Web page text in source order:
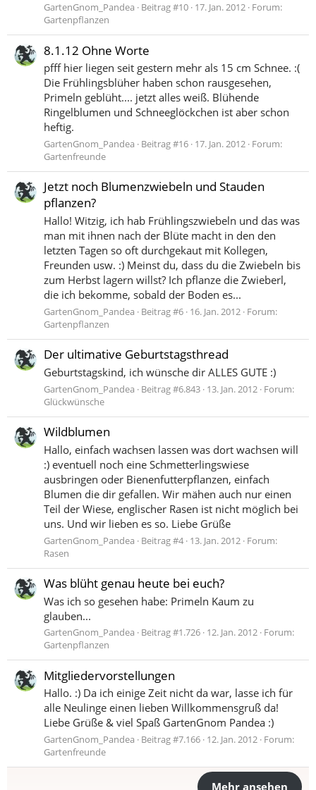
GartenGnom_Pandea Beitrag #10 17. Jan. 2012 Forum:
Gartenpflanzen
8.1.12 Ohne Worte
pfff hier liegen seit gestern mehr als 15 cm Schnee. :(
Die Frühlingsblüher haben schon rausgesehen,
Primeln geblüht.... jetzt alles weiß. Blühende
Ringelblumen und Schneeglöckchen ist aber schon
heftig.
GartenGnom_Pandea Beitrag #16 17. Jan. 2012 Forum:
Gartenfreunde
Jetzt noch Blumenzwiebeln und Stauden
pflanzen?
Hallo! Witzig, ich hab Frühlingszwiebeln und das was
man mit ihnen nach der Blüte macht in den den
letzten Tagen so oft durchgekaut mit Kollegen,
Freunden usw. :) Meinst du, dass du die Zwiebeln bis
zum Herbst lagern willst? Ich pflanze die Zwieberl,
die ich bekomme, sobald der Boden es...
GartenGnom_Pandea Beitrag #6 16. Jan. 2012 Forum:
Gartenpflanzen
Der ultimative Geburtstagsthread
Geburtstagskind, ich wünsche dir ALLES GUTE :)
GartenGnom_Pandea Beitrag #6.843 13. Jan. 2012 Forum:
Glückwünsche
Wildblumen
Hallo, einfach wachsen lassen was dort wachsen will
:) eventuell noch eine Schmetterlingswiese
ausbringen oder Bienenfutterpflanzen, einfach
Blumen die dir gefallen. Wir mähen auch nur einen
Teil der Wiese, englischer Rasen ist nicht möglich bei
uns. Und wir lieben es so. Liebe Grüße
GartenGnom_Pandea Beitrag #4 13. Jan. 2012 Forum:
Rasen
Was blüht genau heute bei euch?
Was ich so gesehen habe: Primeln Kaum zu
glauben...
GartenGnom_Pandea Beitrag #1.726 12. Jan. 2012 Forum:
Gartenpflanzen
Mitgliedervorstellungen
Hallo. :) Da ich einige Zeit nicht da war, lasse ich für
alle Neulinge einen lieben Willkommensgruß da!
Liebe Grüße & viel Spaß GartenGnom Pandea :)
GartenGnom_Pandea Beitrag #7.166 12. Jan. 2012 Forum:
Gartenfreunde
Mehr ansehen